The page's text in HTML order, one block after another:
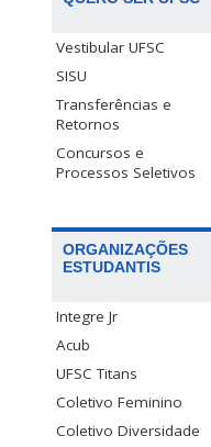
Vestibular UFSC
SISU
Transferências e
Retornos
Concursos e
Processos Seletivos
ORGANIZAÇÕES
ESTUDANTIS
Integre Jr
Acub
UFSC Titans
Coletivo Feminino
Coletivo Diversidade